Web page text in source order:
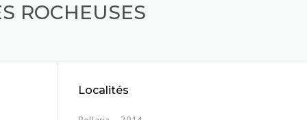
ENGLISH
ROCHEUSES
Localités